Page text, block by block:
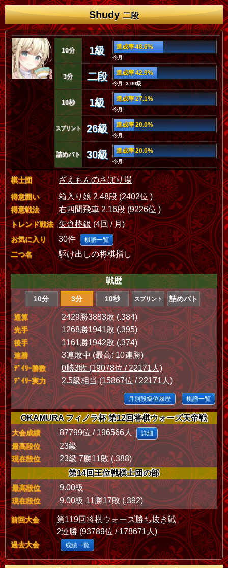
Shudy二段
10分 1級 達成率 48.6%
今月:
3分 二段 達成率 42.9%
今月:3.00級
10秒 1級 達成率 27.1%
今月:
スプリント 26級 達成率 20.0%
今月:
詰めバト 30級 達成率 20.0%
今月:
棋士団 ざえもんのさぼり場
得意囲い 箱入り娘2.48段 (2402位)
得意戦法 右四間飛車2.16段 (9226位)
トレンド戦法 矢倉棒銀(4回 / 月)
お気に入り 30件 棋譜一覧
二つ名 駆け出しの将棋指し
戦歴
10分 3分 10秒 スプリント 詰めバト
通算 2429勝3883敗 (.384)
先手 1268勝1941敗 (.395)
後手 1161勝1942敗 (.374)
連勝 3連敗中 (最高: 10連勝)
ﾃﾞｲﾘｰ勝数 0勝3敗 (19078位 / 22171人)
ﾃﾞｲﾘｰ実力 2.5級相当 (15867位 / 22171人)
月別段級位履歴 棋譜一覧
OKAMURA フィノラ杯 第12回将棋ウォーズ天帝戦
大会成績 87799位 / 196566人 詳細
最高段位 23級
現在段位
23級 7勝11敗 (.388)
第14回王位戦棋士団の部
最高段位 9.00級
現在段位 9.00級 11勝17敗 (.392)
前回大会
第119回将棋ウォーズ勝ち抜き戦
2連勝 (93789位 / 178671人)
過去大会 成績一覧